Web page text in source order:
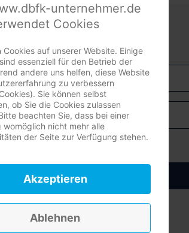
Anmelden
unternehmer.de
Cookies
Cookies auf unserer Website. Einige
essenziell für den Betrieb der
andere uns helfen, diese Website
zu verbessern
Sie können selbst
ob Sie die Cookies zulassen
beachten Sie, dass bei einer
womöglich nicht mehr alle
der Seite zur Verfügung stehen.
Akzeptieren
Ablehnen